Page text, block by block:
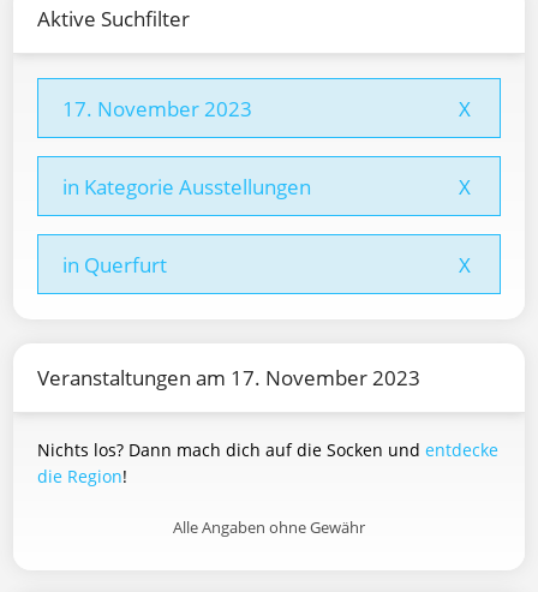
Aktive Suchfilter
17. November 2023 X
in Kategorie Ausstellungen X
in Querfurt X
Veranstaltungen am 17. November 2023
Nichts los? Dann mach dich auf die Socken und entdecke
die Region!
Alle Angaben ohne Gewähr